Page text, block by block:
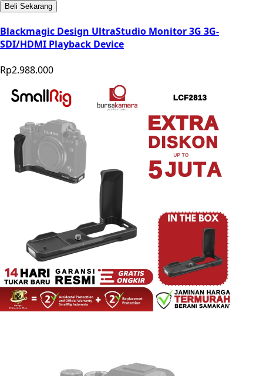
Beli Sekarang
Blackmagic Design UltraStudio Monitor 3G 3G-
SDI/HDMI Playback Device
Rp2.988.000